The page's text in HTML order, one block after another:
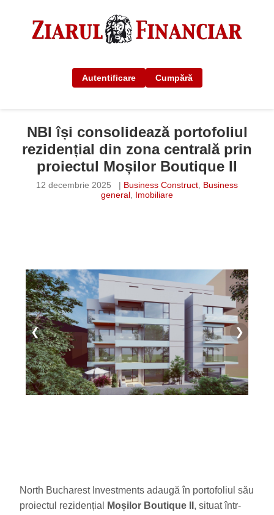
Autentificare Cumpără
NBI își consolidează portofoliul
rezidențial din zona centrală prin
proiectul Moșilor Boutique II
12 decembrie 2025 | Business Construct, Business
general, Imobiliare
❮ ❯
North Bucharest Investments adaugă în portofoliul său
proiectul rezidențial
Moșilor Boutique II , situat într-